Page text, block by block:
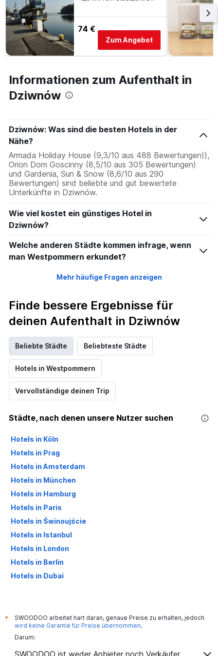
anzeigt.
Das
Diagramm
hat
Y-
den
durchschnittlichen
Zimmerpreis
74 €
Zum Angebot
Informationen zum Aufenthalt in
Dziwnów
Dziwnów: Was sind die besten Hotels in der
Nähe?
Armada Holiday House (9,3/10 aus 488 Bewertungen)),
Orion Dom Goscinny (8,5/10 aus 305 Bewertungen)
und Gardenia, Sun & Snow (8,6/10 aus 290
Bewertungen) sind beliebte und gut bewertete
Unterkünfte in Dziwnów.
Wie viel kostet ein günstiges Hotel in
Dziwnów?
Welche anderen Städte kommen infrage, wenn
man Westpommern erkundet?
Mehr häufige Fragen anzeigen
Finde bessere Ergebnisse für
deinen Aufenthalt in Dziwnów
Beliebte Städte Beliebteste Städte
Hotels in Westpommern
Vervollständige deinen Trip
Städte, nach denen unsere Nutzer suchen
Hotels in Köln
Hotels in Prag
Hotels in Amsterdam
Hotels in München
Hotels in Hamburg
Hotels in Paris
Hotels in Świnoujście
Hotels in Istanbul
Hotels in London
Hotels in Berlin
Hotels in Dubai
*
SWOODOO arbeitet hart daran, genaue Preise zu erhalten, jedoch
wird keine Garantie für Preise übernommen.
Darum: